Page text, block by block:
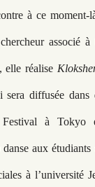
à ce
associé
elle réalise
sera diffusée
à Tokyo
aux
à l’université